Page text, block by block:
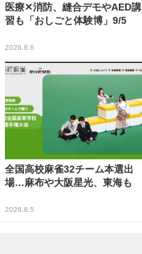
医療✕消防、縫合デモやAED講
習も「おしごと体験博」9/5
2026.8.6
全国高校麻雀32チーム本選出
場…麻布や大阪星光、東海も
2026.8.5